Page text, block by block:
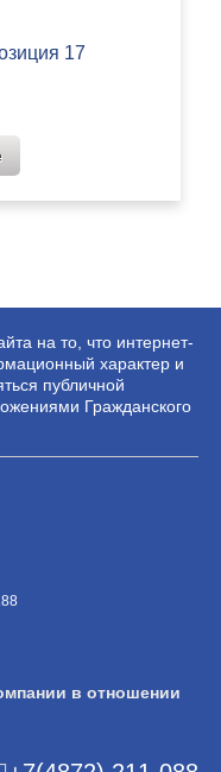
17
на то, что интернет-
характер и
публичной
Гражданского
в отношении